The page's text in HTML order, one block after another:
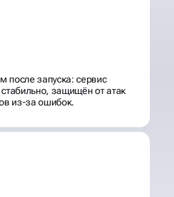
после запуска: сервис
стабильно, защищён от атак
из-за ошибок.